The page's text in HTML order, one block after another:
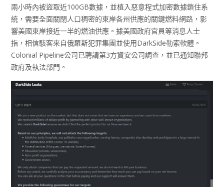
兩小時內被盜取近100GB數據，並植入惡意程式加密數據鎖住系
統，需要全面關閉人口稠密的東岸各州供應的關鍵燃料網路，影
響美國東岸接近一半的燃油供應。據美國政府官員等消息人士
指，相信駭客來自俄羅斯犯罪集團並使用DarkSide勒索軟體。
Colonial Pipeline公司已聘請第3方資安公司調查，並已通知聯邦
政府及執法部門。